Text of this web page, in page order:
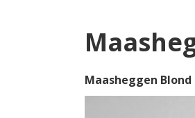
Maasheggen Blond